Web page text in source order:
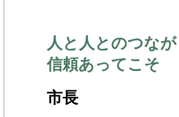
人と人とのつな
信頼あってこそ
市長